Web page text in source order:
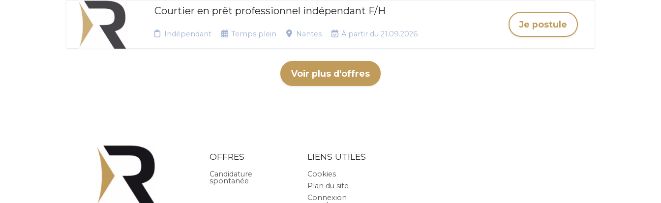
Courtier en prêt professionnel indépendant F/H
Indépendant Temps plein Nantes À partir du 21.09.2026
Je postule
Voir plus d'offres
OFFRES
Candidature
spontanée
LIENS UTILES
Cookies
Plan du site
Connexion